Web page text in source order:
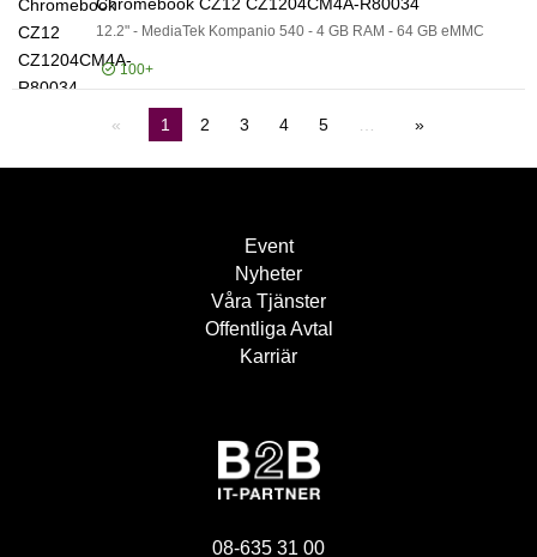
12.2" - MediaTek Kompanio 540 - 4 GB RAM - 64 GB eMMC
100+
Logga in för pris
1 2 3 4 5
Event
Nyheter
Våra Tjänster
Offentliga Avtal
Karriär
08-635 31 00